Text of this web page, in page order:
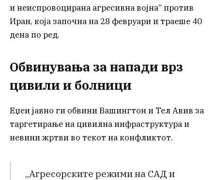
и неиспровоцирана агресивна војна“ против
Иран, која започна на 28 февруари и траеше 40
дена по ред.
Обвинувања за напади врз
цивили и болници
Еџеи јавно ги обвини Вашингтон и Тел Авив за
таргетирање на цивилна инфраструктура и
невини жртви во текот на конфликтот.
„Агресорските режими на САД и